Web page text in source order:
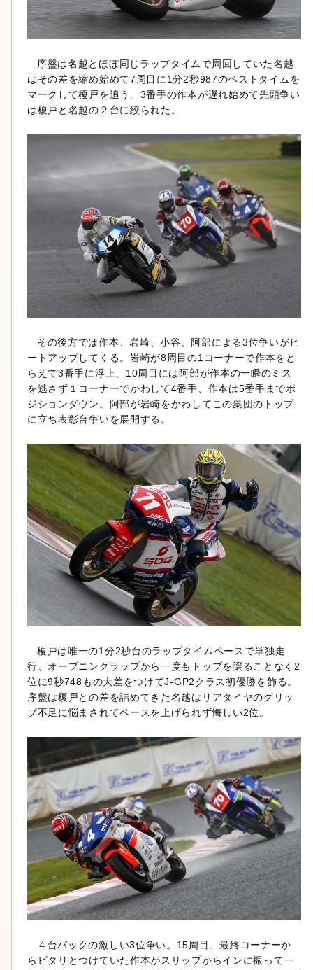
序盤は名越とほぼ同じラップタイムで周回していた名越
はその差を縮め始めて7周目に1分2秒987のベストタイムを
マークして榎戸を追う。3番手の作本が遅れ始めて先頭争い
は榎戸と名越の２台に絞られた。
その後方では作本、岩崎、小谷、阿部による3位争いがヒ
ートアップしてくる。岩崎が8周目の1コーナーで作本をと
らえて3番手に浮上、10周目には阿部が作本の一瞬のミス
を逃さず１コーナーでかわして4番手、作本は5番手までポ
ジションダウン。阿部が岩崎をかわしてこの集団のトップ
に立ち表彰台争いを展開する。
榎戸は唯一の1分2秒台のラップタイムペースで単独走
行、オープニングラップから一度もトップを譲ることなく2
位に9秒748もの大差をつけてJ-GP2クラス初優勝を飾る。
序盤は榎戸との差を詰めてきた名越はリアタイヤのグリッ
プ不足に悩まされてペースを上げられず悔しい2位。
４台パックの激しい3位争い。15周目、最終コーナーか
らピタリとつけていた作本がスリップからインに振って一